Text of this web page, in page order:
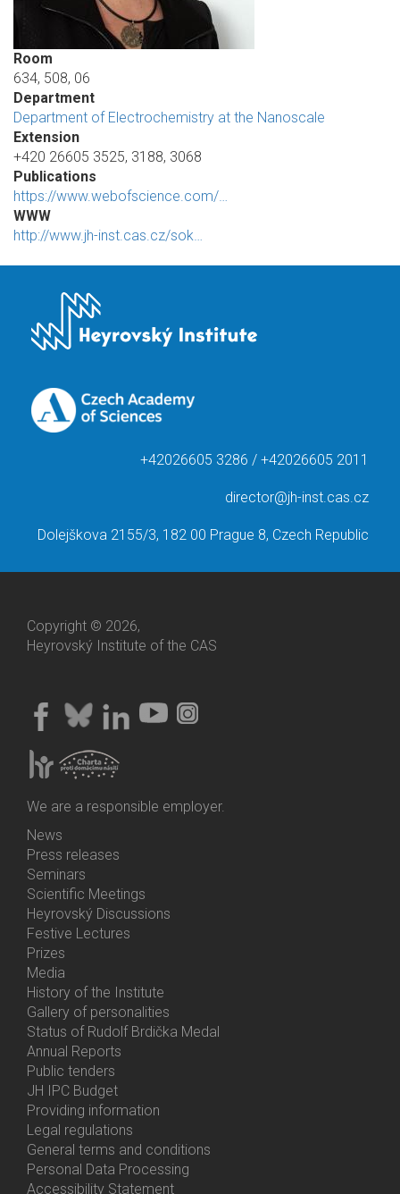
Room
634, 508, 06
Department
Department of Electrochemistry at the Nanoscale
Extension
+420 26605 3525, 3188, 3068
Publications
https://www.webofscience.com/…
WWW
http://www.jh-inst.cas.cz/sok…
+42026605 3286 / +42026605 2011
director@jh-inst.cas.cz
Dolejškova 2155/3, 182 00 Prague 8, Czech Republic
Copyright © 2026,
Heyrovský Institute of the CAS
We are a responsible employer.
Bottom
Menu
Activities
News
Press releases
Seminars
Scientific Meetings
Heyrovský Discussions
Festive Lectures
Prizes
Media
History of the Institute
Gallery of personalities
Status of Rudolf Brdička Medal
Bottom
Menu
About
Us
Annual Reports
Public tenders
JH IPC Budget
Providing information
Legal regulations
General terms and conditions
Personal Data Processing
Accessibility Statement